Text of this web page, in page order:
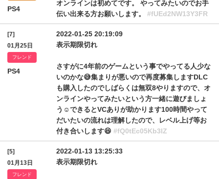
PS4
オンラインは初めてです。 やってみたいのでお手
伝い出来る方お願いします。 #fUEd2NW13Y3FR
[7]
01月25日
フレンド
PS4
2022-01-25 20:19:09
表示期限切れ
さすがに4年前のゲームという事でやってる人少な
いのかな😅集まりが悪いので再度募集しますDLC
も購入したのでしばらくは無双8やりますので、オ
ンラインやってみたいという方一緒に遊びましょ
う☺️できるとVCありが助かります100時間やって
だいたいの流れは理解したので、レベル上げ等お
付き合いします😆 #fQ0tEc05Kb3lZ
[5]
01月13日
フレンド
2022-01-13 13:25:33
表示期限切れ